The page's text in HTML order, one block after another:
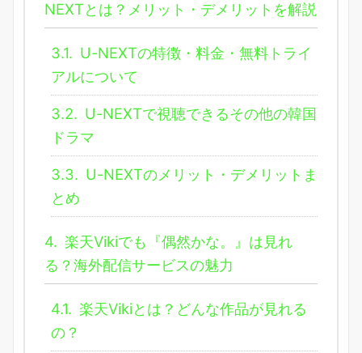
NEXTとは？メリット・デメリットを解説
3.1. U-NEXTの特徴・料金・無料トライ
アルについて
3.2. U-NEXTで視聴できるその他の韓国
ドラマ
3.3. U-NEXTのメリット・デメリットま
とめ
4. 楽天Vikiでも『偶然かな。』は見れ
る？海外配信サービスの魅力
4.1. 楽天Vikiとは？どんな作品が見れる
の？